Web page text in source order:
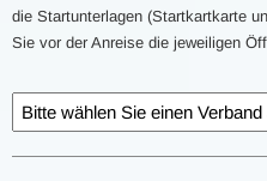
die Startunterlagen (Startkartkarte
Sie vor der Anreise die jeweiligen